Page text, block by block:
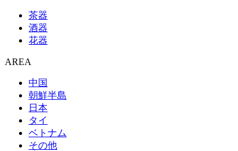
茶器
酒器
花器
AREA
中国
朝鮮半島
日本
タイ
ベトナム
その他